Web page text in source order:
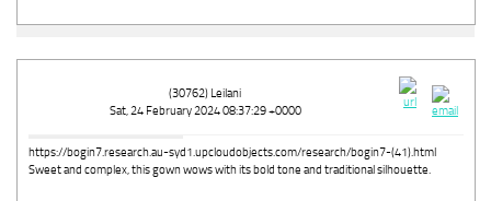
(30762) Leilani
Sat, 24 February 2024 08:37:29 +0000
https://bogin7.research.au-syd1.upcloudobjects.com/research/bogin7-(41).html
Sweet and complex, this gown wows with its bold tone and traditional silhouette.